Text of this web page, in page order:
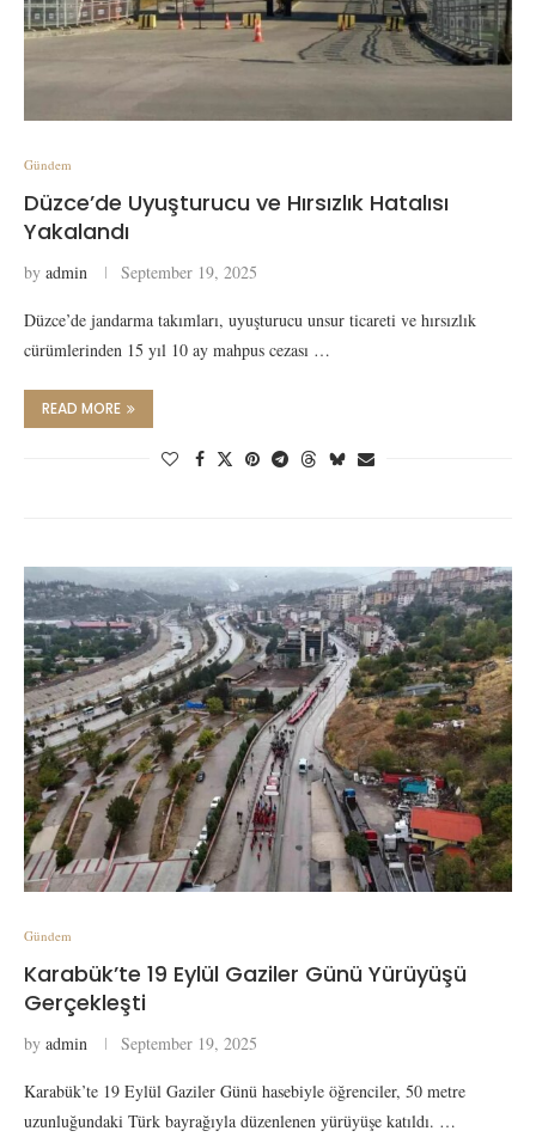
Gündem
Düzce’de Uyuşturucu ve Hırsızlık Hatalısı
Yakalandı
by admin September 19, 2025
Düzce’de jandarma takımları, uyuşturucu unsur ticareti ve hırsızlık
cürümlerinden 15 yıl 10 ay mahpus cezası …
READ MORE
Gündem
Karabük’te 19 Eylül Gaziler Günü Yürüyüşü
Gerçekleşti
by admin September 19, 2025
Karabük’te 19 Eylül Gaziler Günü hasebiyle öğrenciler, 50 metre
uzunluğundaki Türk bayrağıyla düzenlenen yürüyüşe katıldı. …